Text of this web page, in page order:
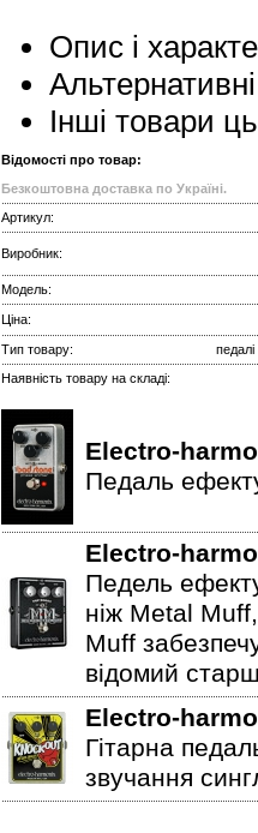
Опис і
Інші товари
Відомості про товар:
Безкоштовна доставка по Україні.
Артикул:
Виробник:
Модель:
Ціна:
Тип товару:
педалі
Наявність товару на складі:
Electro-
Педаль
Electro-
Педель
ніж Metal
Muff
відомий
Electro-
Гітарна
звучання